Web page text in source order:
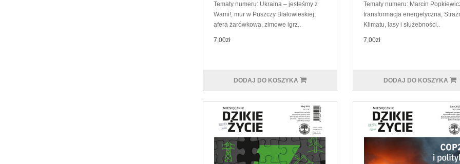
Tematy numeru: Ukraina – jesteśmy z
Wami!, mur w Puszczy Białowieskiej,
afera żarówkowa, zimowe igrz..
7,00zł
DODAJ DO KOSZYKA
Tematy numeru: Marcin
transformacja energetyczna,
Klimatu, lasy i służebności..
7,00zł
DODAJ DO KOSZYKA